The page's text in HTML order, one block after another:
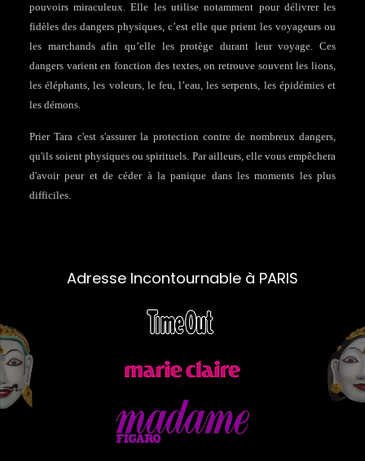
pouvoirs miraculeux. Elle les utilise notamment pour délivrer les
fidèles des dangers physiques, c’est elle que prient les voyageurs ou
les marchands afin qu’elle les protège durant leur voyage. Ces
dangers varient en fonction des textes, on retrouve souvent les lions,
les éléphants, les voleurs, le feu, l’eau, les serpents, les épidémies et
les démons.
Prier Tara c'est s'assurer la protection contre de nombreux dangers,
qu'ils soient physiques ou spirituels. Par ailleurs, elle vous empêchera
d'avoir peur et de céder à la panique dans les moments les plus
difficiles.
Adresse Incontournable à PARIS